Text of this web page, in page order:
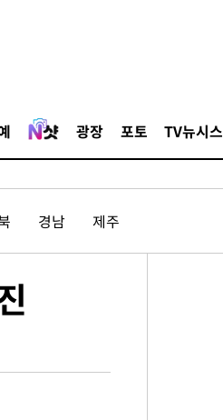
광장 포토 TV뉴시스
경남 제주